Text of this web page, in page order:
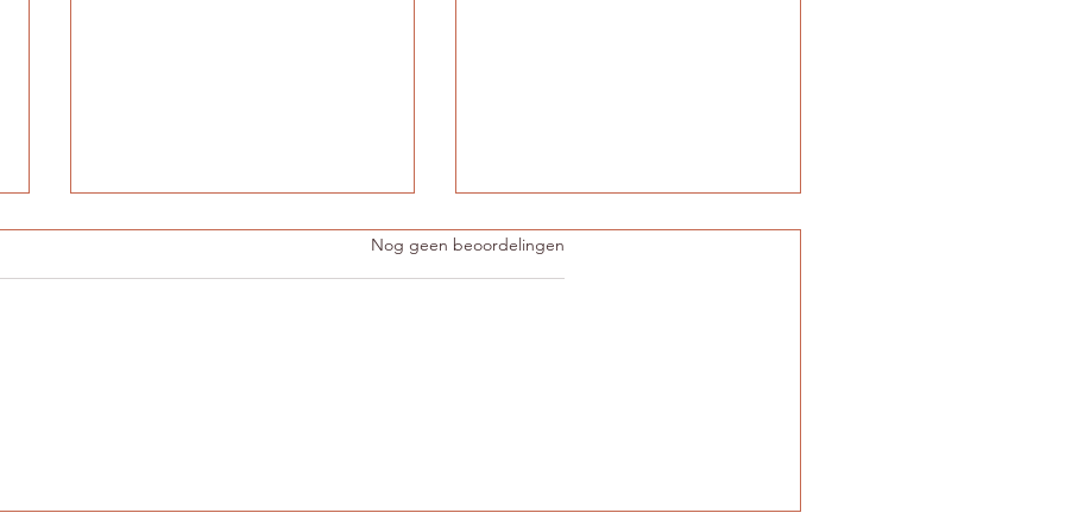
Beoordeeld met 0 uit 5 sterren.
Nog geen beoordelingen